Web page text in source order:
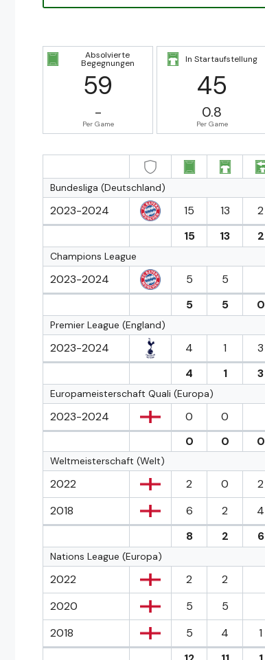
Absolvierte
Begegnungen
59
-
Per Game
In Startaufstellung
45
0.8
Per Game
Bundesliga (Deutschland)
2023-2024 15 13 2
15 13 2
Champions League
2023-2024 5 5
5 5 0
Premier League (England)
2023-2024 4 1 3
4 1 3
Europameisterschaft Quali (Europa)
2023-2024 0 0
0
0 0
Weltmeisterschaft (Welt)
2022 2 0 2
2018 6 2 4
8 2 6
Nations League (Europa)
2022 2 2
2020 5 5
2018 5 4 1